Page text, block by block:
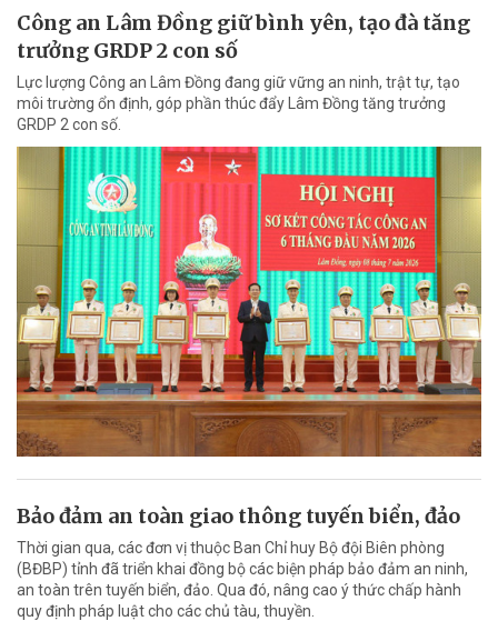
Công an Lâm Đồng giữ bình yên, tạo đà tăng
trưởng GRDP 2 con số
Lực lượng Công an Lâm Đồng đang giữ vững an ninh, trật tự, tạo
môi trường ổn định, góp phần thúc đẩy Lâm Đồng tăng trưởng
GRDP 2 con số.
Bảo đảm an toàn giao thông tuyến biển, đảo
Thời gian qua, các đơn vị thuộc Ban Chỉ huy Bộ đội Biên phòng
(BĐBP) tỉnh đã triển khai đồng bộ các biện pháp bảo đảm an ninh,
an toàn trên tuyến biển, đảo. Qua đó, nâng cao ý thức chấp hành
quy định pháp luật cho các chủ tàu, thuyền.